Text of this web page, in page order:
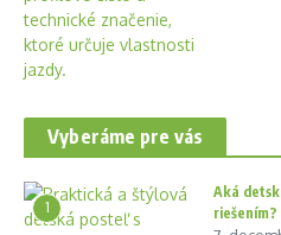
Vyberáme pre vás
1
Aká
riešením?